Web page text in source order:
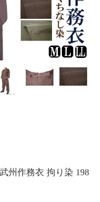
州作務衣 拘り染 198